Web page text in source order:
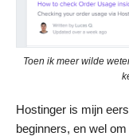
Toen ik meer wilde
Hostinger is mijn
beginners, en wel